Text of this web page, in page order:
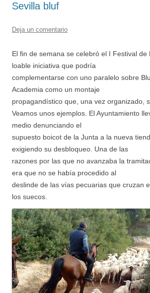
Sevilla bluf
Deja un comentario
El fin de semana se celebró el I Festival de
loable iniciativa que podría
complementarse con uno paralelo sobre
Academia como un montaje
propagandístico que, una vez organizado,
Veamos unos ejemplos. El Ayuntamiento
medio denunciando el
supuesto boicot de la Junta a la nueva
exigiendo su desbloqueo. Una de las
razones por las que no avanzaba la
era que no se había procedido al
deslinde de las vías pecuarias que cruzan
los suecos.